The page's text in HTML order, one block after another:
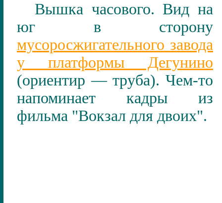
Вышка часового. Вид на
юг в сторону
мусоросжигательного завода
у платформы Дегунино
(ориентир — труба). Чем-то
напоминает кадры из
фильма "Вокзал для двоих".